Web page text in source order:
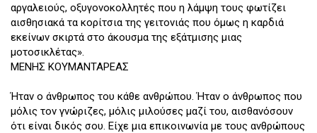
αργαλειούς, οξυγονοκολλητές που η λάμψη τους φωτίζει
αισθησιακά τα κορίτσια της γειτονιάς που όμως η καρδιά
εκείνων σκιρτά στο άκουσμα της εξάτμισης μιας
μοτοσικλέτας».
ΜΕΝΗΣ ΚΟΥΜΑΝΤΑΡΕΑΣ
Ήταν ο άνθρωπος του κάθε ανθρώπου. Ήταν ο άνθρωπος που
μόλις τον γνώριζες, μόλις μιλούσες μαζί του, αισθανόσουν
ότι είναι δικός σου. Είχε μια επικοινωνία με τους ανθρώπους